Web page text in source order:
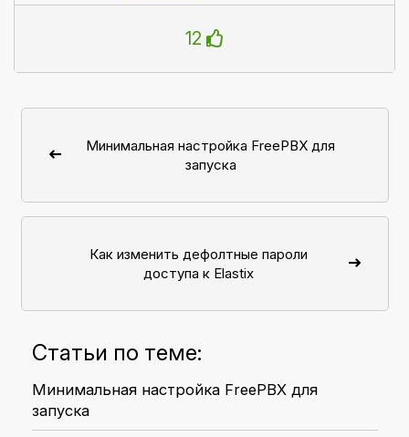
12
Минимальная настройка FreePBX для
запуска
Как изменить дефолтные пароли
доступа к Elastix
Статьи по теме:
Минимальная настройка FreePBX для
запуска